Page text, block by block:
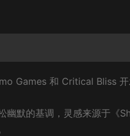
Games 和 Critical Bliss
幽默的基调，灵感来源于《